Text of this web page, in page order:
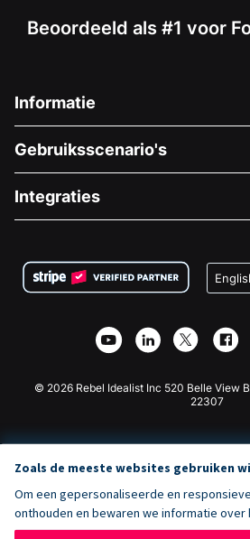
Beoordeeld als #1 voor
Informatie
Over Ons
Vacatures
Privacy
Affiliate Partnerschap
Gebruiksscenario's
Medische Fondsenwerving
Goede Doelen Fondsenwerving
Integraties
Wix Donatie Plugin
Webflow Donatie App
Joomla Donatie
© 2026 Rebel Idealist Inc 520 Belle View
22307
Zoals de meeste websites gebruiken
Om een gepersonaliseerde en
onthouden en bewaren we informatie over